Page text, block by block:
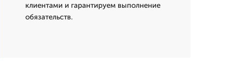
клиентами и гарантируем выполнение
обязательств.